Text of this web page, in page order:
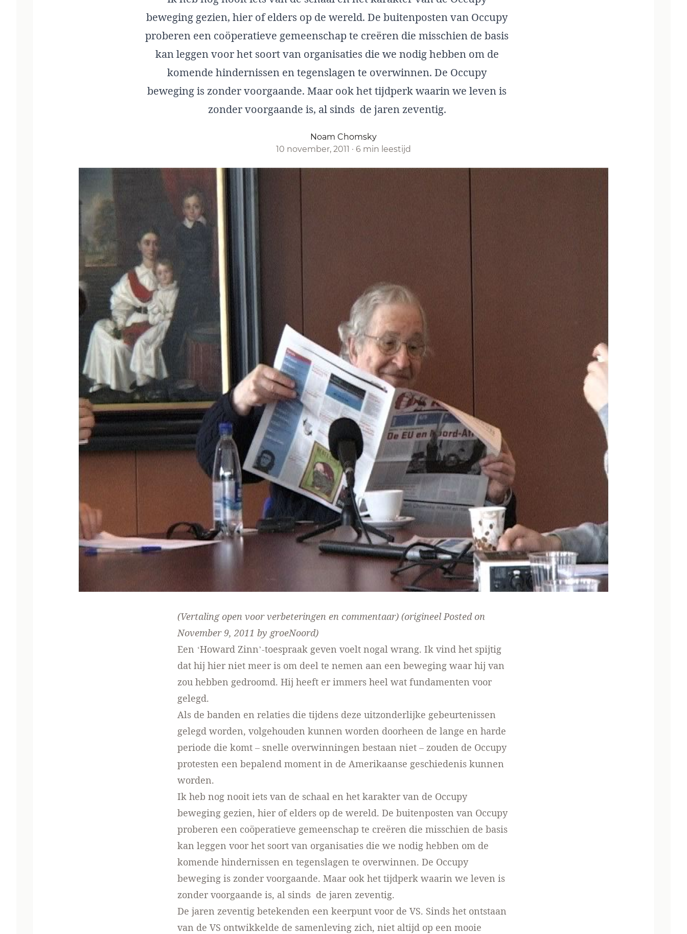
beweging gezien, hier of elders op de wereld. De buitenposten van Occupy
proberen een coöperatieve gemeenschap te creëren die misschien de basis
kan leggen voor het soort van organisaties die we nodig hebben om de
komende hindernissen en tegenslagen te overwinnen. De Occupy
beweging is zonder voorgaande. Maar ook het tijdperk waarin we leven is
zonder voorgaande is, al sinds de jaren zeventig.
Noam Chomsky
10 november, 2011 · 6 min leestijd
(Vertalingopen voor verbeteringen en commentaar) (origineel Posted on
November 9, 2011 by groeNoord)
Een ‘Howard Zinn’-toespraak geven voelt nogal wrang. Ik vind het spijtig
dat hij hier niet meer is om deel te nemen aan een beweging waar hij van
zou hebben gedroomd. Hij heeft er immers heel wat fundamenten voor
gelegd.
Als de banden en relaties die tijdens deze uitzonderlijke gebeurtenissen
gelegd worden, volgehouden kunnen worden doorheen de lange en harde
periode die komt – snelle overwinningen bestaan niet – zouden de Occupy
protesten een bepalend moment in de Amerikaanse geschiedenis kunnen
worden.
Ik heb nog nooit iets van de schaal en het karakter van de Occupy
beweging gezien, hier of elders op de wereld. De buitenposten van Occupy
proberen een coöperatieve gemeenschap te creëren die misschien de basis
kan leggen voor het soort van organisaties die we nodig hebben om de
komende hindernissen en tegenslagen te overwinnen. De Occupy
beweging is zonder voorgaande. Maar ook het tijdperk waarin we leven is
zonder voorgaande is, al sinds de jaren zeventig.
De jaren zeventig betekenden een keerpunt voor de VS. Sinds het ontstaan
van de VS ontwikkelde de samenleving zich, niet altijd op een mooie